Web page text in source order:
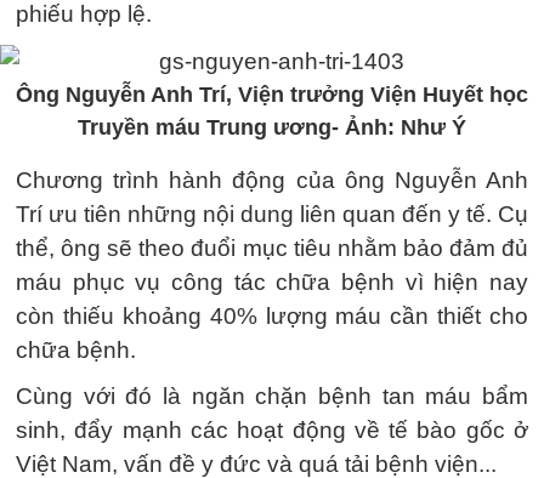
phiếu hợp lệ.
Ông Nguyễn Anh Trí, Viện trưởng Viện Huyết học
Truyền máu Trung ương- Ảnh: Như Ý
Chương trình hành động của ông Nguyễn Anh
Trí ưu tiên những nội dung liên quan đến y tế. Cụ
thể, ông sẽ theo đuổi mục tiêu nhằm bảo đảm đủ
máu phục vụ công tác chữa bệnh vì hiện nay
còn thiếu khoảng 40% lượng máu cần thiết cho
chữa bệnh.
Cùng với đó là ngăn chặn bệnh tan máu bẩm
sinh, đẩy mạnh các hoạt động về tế bào gốc ở
Việt Nam, vấn đề y đức và quá tải bệnh viện...